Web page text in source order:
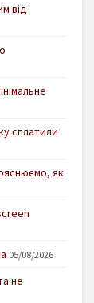
від
сплатили
як
05/08/2026
не